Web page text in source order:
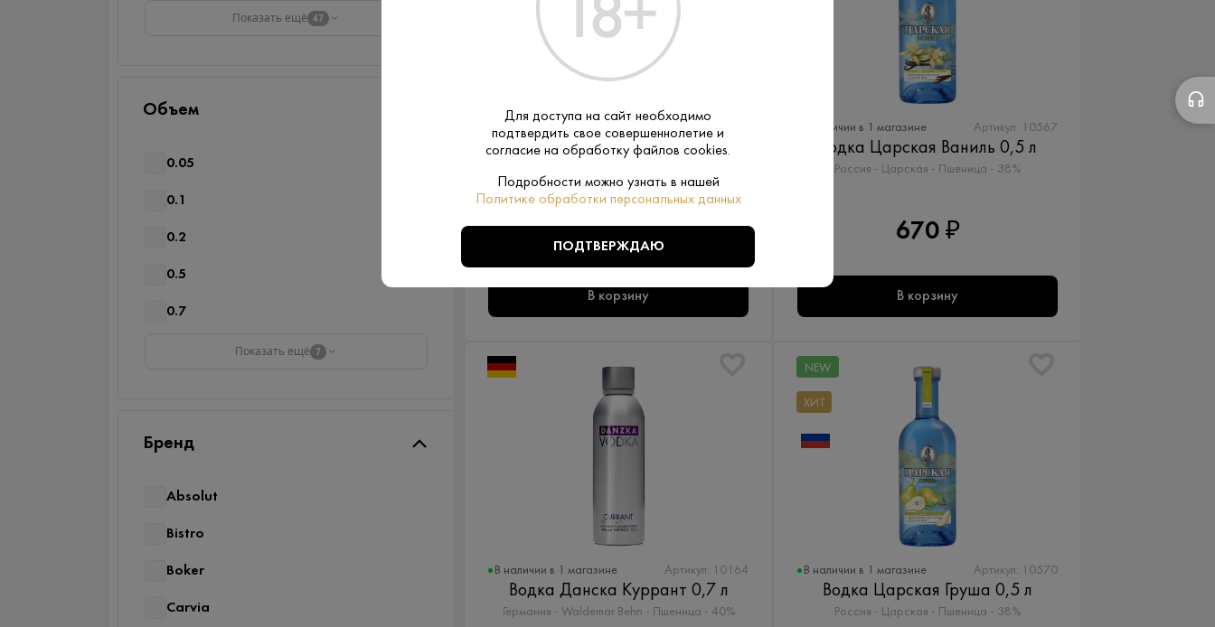
Показать ещё 47
Объем
0.05
0.1
0.2
0.5
0.7
Показать ещё 7
Бренд
Absolut
Bistro
Boker
Carvia
В наличии в 1 магазине Артикул: 10166
Водка Данска Цитрус 0,7 л
2 025 ₽
В корзину
В наличии в 1 магазине Артикул: 10567
Водка Царская Ваниль 0,5 л
Россия - Царская - Пшеница - 38%
670 ₽
В корзину
В наличии в 1 магазине Артикул: 10164
Водка Данска Куррант 0,7 л
Германия - Waldemar Behn - Пшеница - 40%
NEW
ХИТ
В наличии в 1 магазине Артикул: 10570
Водка Царская Груша 0,5 л
Россия - Царская - Пшеница - 38%
Для доступа на сайт необходимо
подтвердить свое совершеннолетие и
согласие на обработку файлов cookies.
Подробности можно узнать в нашей
Политике обработки персональных данных
ПОДТВЕРЖДАЮ